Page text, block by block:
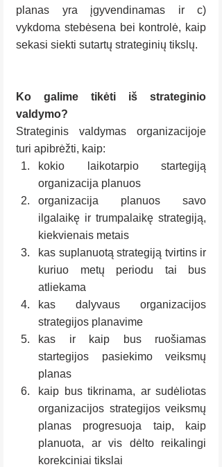
planas yra įgyvendinamas ir c)
vykdoma stebėsena bei kontrolė, kaip
sekasi siekti sutartų strateginių tikslų.
Ko galime tikėti iš strateginio
valdymo?
Strateginis valdymas organizacijoje
turi apibrėžti, kaip:
kokio laikotarpio startegiją
organizacija planuos
organizacija planuos savo
ilgalaikę ir trumpalaikę strategiją,
kiekvienais metais
kas suplanuotą strategiją tvirtins ir
kuriuo metų periodu tai bus
atliekama
kas dalyvaus organizacijos
strategijos planavime
kas ir kaip bus ruošiamas
startegijos pasiekimo veiksmų
planas
kaip bus tikrinama, ar sudėliotas
organizacijos strategijos veiksmų
planas progresuoja taip, kaip
planuota, ar vis dėlto reikalingi
korekciniai tikslai